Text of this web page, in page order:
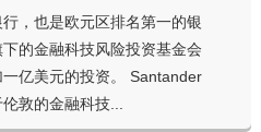
，也是欧元区排名第一的银
的金融科技风险投资基金会
亿美元的投资。 Santander
敦的金融科技...